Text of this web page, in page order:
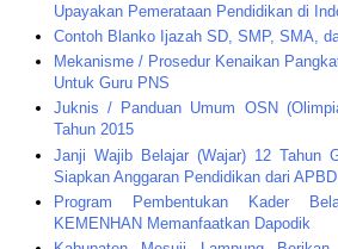
Upayakan Pemerataan Pendidikan di
Contoh Blanko Ijazah SD, SMP, SMA,
Mekanisme / Prosedur Kenaikan
Untuk Guru PNS
Juknis / Panduan Umum OSN
Tahun 2015
Janji Wajib Belajar (Wajar) 12 Tahun
Siapkan Anggaran Pendidikan dari APBD
Program Pembentukan Kader
KEMENHAN Memanfaatkan Dapodik